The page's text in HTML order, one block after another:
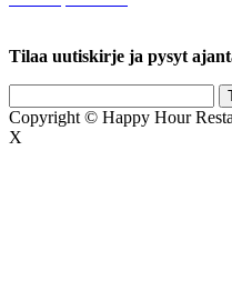
Tilaa uutiskirje ja pysyt
Copyright © Happy Hour
X